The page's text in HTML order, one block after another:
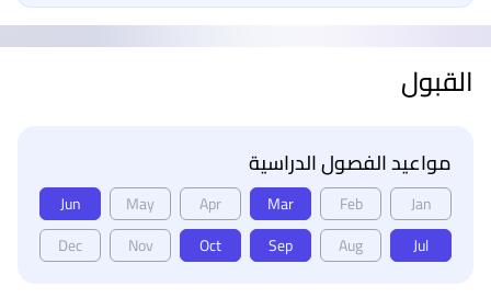
القبول
مواعيد الفصول الدراسية
Jan
Feb
Mar
Apr
May
Jun
Jul
Aug
Sep
Oct
Nov
Dec